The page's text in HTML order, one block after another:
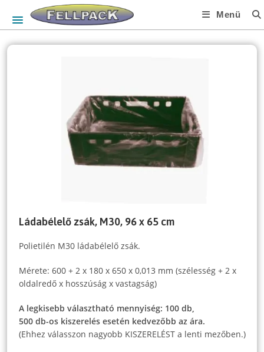
Menü
Ládabélelő zsák, M30, 96 x 65 cm
Polietilén M30 ládabélelő zsák.
Mérete: 600 + 2 x 180 x 650 x 0,013 mm (szélesség + 2 x
oldalredő x hosszúság x vastagság)
A legkisebb választható mennyiség: 100 db,
500 db-os kiszerelés esetén kedvezőbb az ára.
(Ehhez válasszon nagyobb KISZERELÉST a lenti mezőben.)